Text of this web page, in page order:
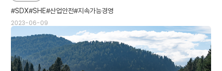
2023-06-09
SDX SHE 산업안전 지속가능경영